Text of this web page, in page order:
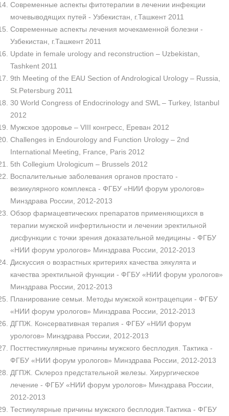
Современные аспекты фитотерапии в лечении инфекции
мочевыводящих путей - Узбекистан, г.Ташкент 2011
Современные аспекты лечения мочекаменной болезни -
Узбекистан, г.Ташкент 2011
Update in female urology and reconstruction – Uzbekistan,
Tashkent 2011
9th Meeting of the EAU Section of Andrological Urology – Russia,
St.Petersburg 2011
30 World Congress of Endocrinology and SWL – Turkey, Istanbul
2012
Мужское здоровье – VIII конгресс, Ереван 2012
Challenges in Endourology and Function Urology – 2nd
International Meeting, France, Paris 2012
5th Collegium Urologicum – Brussels 2012
Воспалительные заболевания органов простато -
везикулярного комплекса - ФГБУ «НИИ форум урологов»
Минздрава России, 2012-2013
Обзор фармацевтических препаратов применяющихся в
терапии мужской инфертильности и лечении эректильной
дисфункции с точки зрения доказательной медицины - ФГБУ
«НИИ форум урологов» Минздрава России, 2012-2013
Дискуссия о возрастных критериях качества эякулята и
качества эректильной функции - ФГБУ «НИИ форум урологов»
Минздрава России, 2012-2013
Планирование семьи. Методы мужской контрацепции - ФГБУ
«НИИ форум урологов» Минздрава России, 2012-2013
ДГПЖ. Консервативная терапия - ФГБУ «НИИ форум
урологов» Минздрава России, 2012-2013
Посттестикулярные причины мужского бесплодия. Тактика -
ФГБУ «НИИ форум урологов» Минздрава России, 2012-2013
ДГПЖ. Склероз предстательной железы. Хирургическое
лечение - ФГБУ «НИИ форум урологов» Минздрава России,
2012-2013
Тестикулярные причины мужского бесплодия.Тактика - ФГБУ